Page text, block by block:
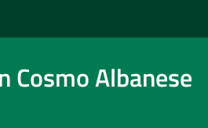
Cosmo Albanese